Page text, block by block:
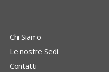
Chi Siamo
Le nostre Sedi
Contatti